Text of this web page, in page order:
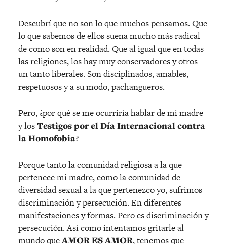
Descubrí que no son lo que muchos pensamos. Que
lo que sabemos de ellos suena mucho más radical
de como son en realidad. Que al igual que en todas
las religiones, los hay muy conservadores y otros
un tanto liberales. Son disciplinados, amables,
respetuosos y a su modo, pachangueros.
Pero, ¿por qué se me ocurriría hablar de mi madre
y losTestigos por el Día Internacional contra
la Homofobia?
Porque tanto la comunidad religiosa a la que
pertenece mi madre, como la comunidad de
diversidad sexual a la que pertenezco yo, sufrimos
discriminación y persecución. En diferentes
manifestaciones y formas. Pero es discriminación y
persecución. Así como intentamos gritarle al
mundo queAMOR ES AMOR, tenemos que